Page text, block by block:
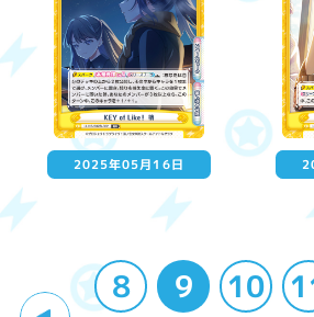
2025年05月16日
8 9 10